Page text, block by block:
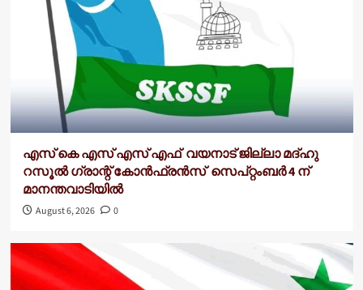
എസ് കെ എസ് എസ് എഫ് വയനാട് ജില്ലാ മദ്ഹു
റസൂൽ ഗ്രാന്റ് കോൻഫ്രൻസ് സെപ്റ്റംബർ 4 ന്
മാനന്തവാടിയിൽ
August 6, 2026 0